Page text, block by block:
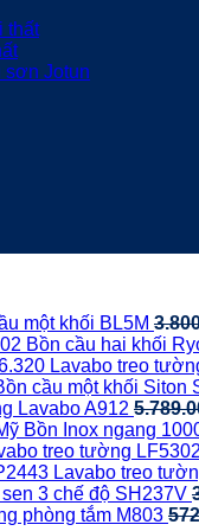
thất
sơn Jotun
một khối BL5M
Bồn cầu hai khối
Lavabo treo
cầu một khối Siton
Lavabo A912
Bồn Inox ngang
treo tường LF5302
Lavabo treo
sen 3 chế độ SH237V
phòng tắm M803